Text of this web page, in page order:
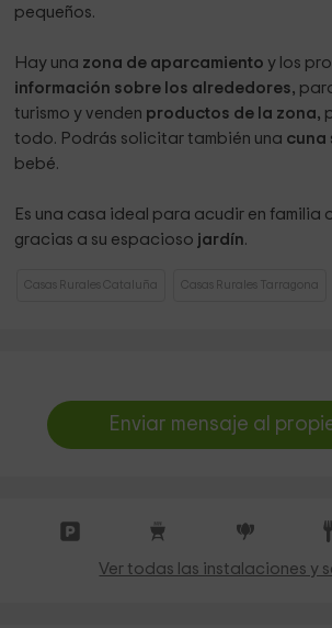
pequeños.
Hay una zona de aparcamiento y los
información sobre los alrededores,
turismo y venden productos de la zona,
todo. Podrás solicitar también una cuna
bebé.
Es una casa ideal para acudir en familia
gracias a su espacioso jardín.
Casas Rurales Cataluña Casas Rurales Tarragona
Enviar mensaje al
Ver todas las instalaciones y